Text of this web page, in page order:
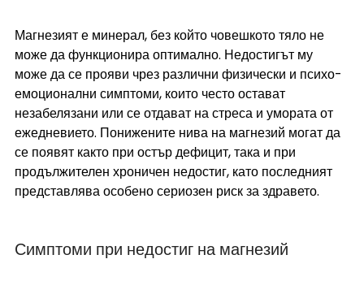
Магнезият е минерал, без който човешкото тяло не
може да функционира оптимално. Недостигът му
може да се прояви чрез различни физически и психо-
емоционални симптоми, които често остават
незабелязани или се отдават на стреса и умората от
ежедневието. Понижените нива на магнезий могат да
се появят както при остър дефицит, така и при
продължителен хроничен недостиг, като последният
представлява особено сериозен риск за здравето.
Симптоми при недостиг на магнезий